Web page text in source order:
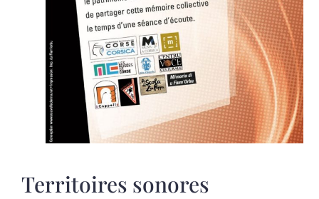
Territoires sonores